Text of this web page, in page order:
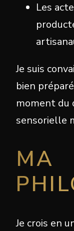
Les
Je suis
bien
moment du
sensorielle
MA
Je crois en